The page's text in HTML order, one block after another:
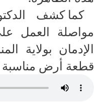
كما كشف
مواصلة العمل
الإدمان بولاية
قطعة أرض مناسبة